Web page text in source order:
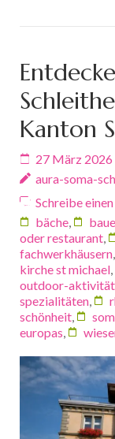
Kanton
27 März 2026
aura-soma-
Schreibe
bäche,
oder restaurant,
fachwerkhäusern,
kirche st michael,
outdoor-
spezialitäten,
schönheit,
europas,